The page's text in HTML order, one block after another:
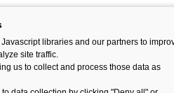
libraries and our partners to
site traffic.
us to collect and process those data as